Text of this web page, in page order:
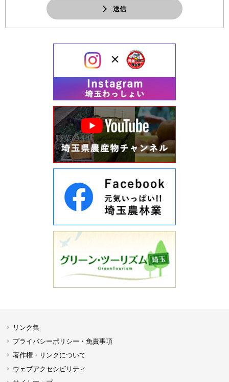
送信
リンク集
プライバシーポリシー・免責事項
著作権・リンクについて
ウェブアクセシビリティ